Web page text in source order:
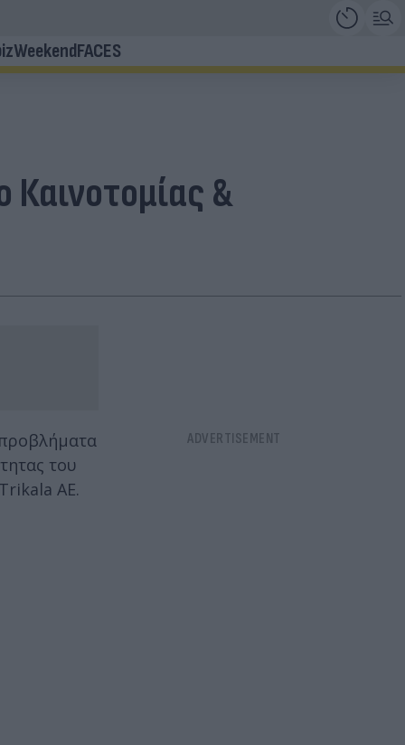
WeekendFACES
Καινοτομίας &
προβλήματα
του
AE.